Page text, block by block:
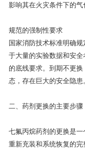
影响其在火灾条件下的气
规范的强制性要求
国家消防技术标准明确
于大量的实验数据和安
的底线要求。到期不更
态，存在巨大的安全隐患
二、药剂更换的主要步骤
七氟丙烷药剂的更换是一
重新充装和系统恢复的完